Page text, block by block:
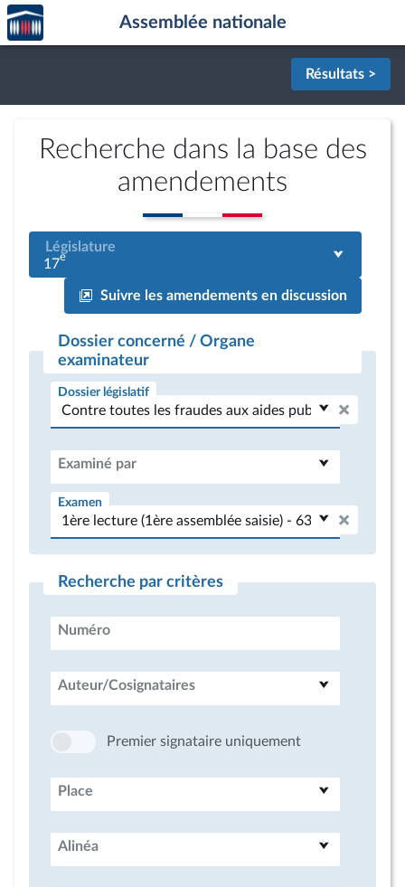
Aller au contenu
Aller en bas de la page
Accèder
à la
page
Assemblée nationale
Résultats >
Recherche dans la base des
amendements
Législature
17e
Suivre les amendements en discussion
Dossier concerné / Organe
examinateur
Dossier législatif
Examiné par
Examen
Recherche par critères
Numéro
Auteur/Cosignataires
Premier signataire uniquement
Place
Alinéa